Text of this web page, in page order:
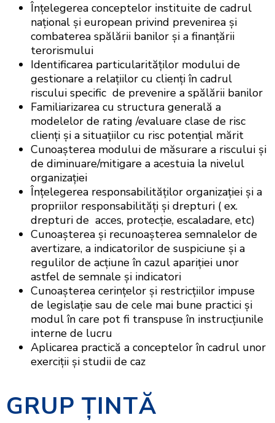
Înțelegerea conceptelor instituite de cadrul
național şi european privind prevenirea şi
combaterea spălării banilor și a finanțării
terorismului
Identificarea particularităților modului de
gestionare a relațiilor cu clienți în cadrul
riscului specific de prevenire a spălării banilor
Familiarizarea cu structura generală a
modelelor de rating /evaluare clase de risc
clienți şi a situațiilor cu risc potențial mărit
Cunoașterea modului de măsurare a riscului şi
de diminuare/mitigare a acestuia la nivelul
organizației
Înțelegerea responsabilităților organizației şi a
propriilor responsabilități şi drepturi ( ex.
drepturi de acces, protecție, escaladare, etc)
Cunoașterea și recunoașterea semnalelor de
avertizare, a indicatorilor de suspiciune şi a
regulilor de acțiune în cazul apariției unor
astfel de semnale şi indicatori
Cunoașterea cerințelor şi restricțiilor impuse
de legislaţie sau de cele mai bune practici și
modul în care pot fi transpuse în instrucțiunile
interne de lucru
Aplicarea practică a conceptelor în cadrul unor
exerciții și studii de caz
GRUP ŢINTĂ